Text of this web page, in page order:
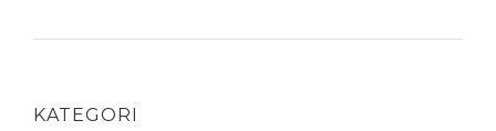
KATEGORI